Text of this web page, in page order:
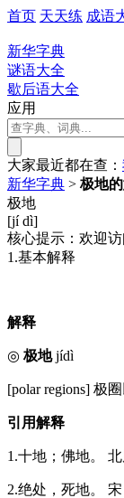
首页 天天练 成语
新华字典
谜语大全
歇后语大全
应用
大家最近都在查：
新华字典 > 极地
极地
[jí dì]
核心提示：欢迎
1.基本解释
解释
◎ 极地jídì
[polar regions] 极
引用解释
1.十地；佛地。
2.绝处，死地。